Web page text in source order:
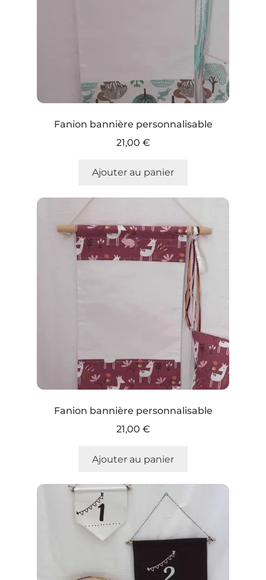
Fanion bannière personnalisable
21,00 €
Ajouter au panier
Fanion bannière personnalisable
21,00 €
Ajouter au panier